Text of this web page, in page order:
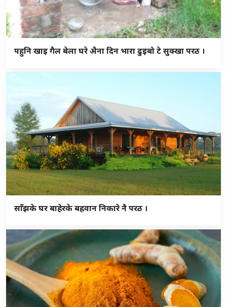
पहुनि खाइ गैल बेला घरे अ‍ैना दिन भारा ढुइबो टे सुक्खा परठ ।
साँझके घर बाहेरके बह्रवान निकारे नै परठ ।